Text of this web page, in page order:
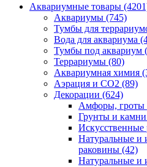
Аквариумные товары
Аквариумы (745)
Тумбы для
Вода для аквариума
Тумбы под аквариум
Террариумы (80)
Аквариумная химия
Аэрация и CO2 (89)
Декорации (624)
Амфоры, гроты
Грунты и
Искусственные
Натуральные и
раковины (42)
Натуральные и